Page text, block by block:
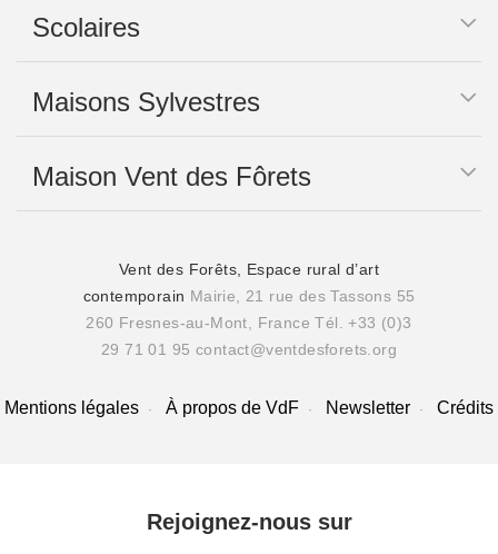
Scolaires
Maisons Sylvestres
Maison Vent des Fôrets
Vent des Forêts, Espace rural d’art
contemporain Mairie, 21 rue des Tassons 55
260 Fresnes-au-Mont, France Tél. +33 (0)3
29 71 01 95 contact@ventdesforets.org
Mentions légales À propos de VdF Newsletter Crédits
Rejoignez-nous sur